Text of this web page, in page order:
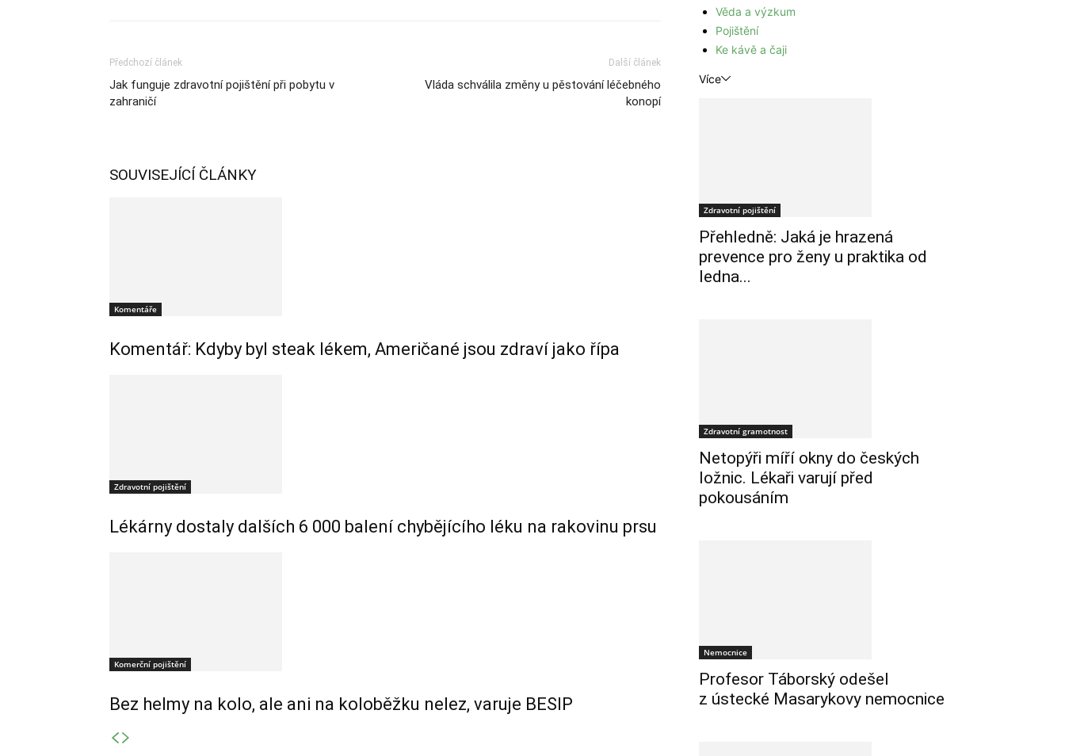
Předchozí článek
Jak funguje zdravotní pojištění při pobytu v
zahraničí
Další článek
Vláda schválila změny u pěstování léčebného
konopí
SOUVISEJÍCÍ ČLÁNKY
Komentáře
Komentář: Kdyby byl steak lékem, Američané jsou zdraví jako řípa
Zdravotní pojištění
Lékárny dostaly dalších 6 000 balení chybějícího léku na rakovinu prsu
Komerční pojištění
Bez helmy na kolo, ale ani na koloběžku nelez, varuje BESIP
Věda a výzkum
Pojištění
Ke kávě a čaji
Více
Zdravotní pojištění
Přehledně: Jaká je hrazená
prevence pro ženy u praktika od
ledna...
Zdravotní gramotnost
Netopýři míří okny do českých
ložnic. Lékaři varují před
pokousáním
Nemocnice
Profesor Táborský odešel
z ústecké Masarykovy nemocnice